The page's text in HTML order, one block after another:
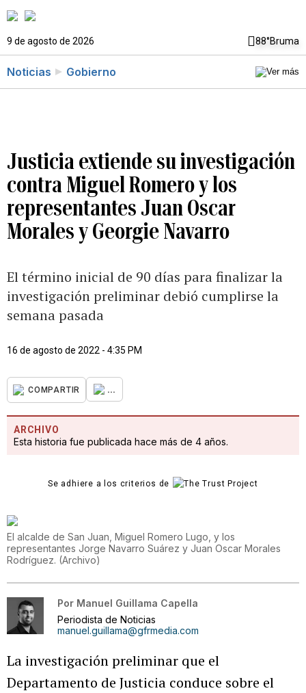
9 de agosto de 2026 88°Bruma
Noticias Gobierno
Justicia extiende su investigación
contra Miguel Romero y los
representantes Juan Oscar
Morales y Georgie Navarro
El término inicial de 90 días para finalizar la
investigación preliminar debió cumplirse la
semana pasada
16 de agosto de 2022 - 4:35 PM
COMPARTIR ...
ARCHIVO
Esta historia fue publicada hace más de 4 años.
Se adhiere a los criterios de
El alcalde de San Juan, Miguel Romero Lugo, y los
representantes Jorge Navarro Suárez y Juan Oscar Morales
Rodríguez. (Archivo)
Por Manuel Guillama Capella
Periodista de Noticias
manuel.guillama@gfrmedia.com
La investigación preliminar que el
Departamento de Justicia conduce sobre el